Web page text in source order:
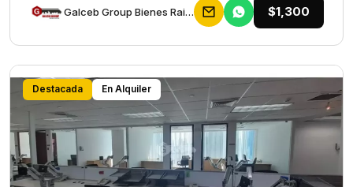
Galceb Group Bienes Raices $1,300
Destacada En Alquiler